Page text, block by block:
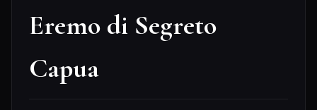
Eremo di Segreto
Capua